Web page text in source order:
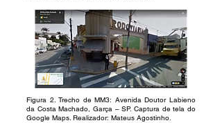
Figura 2. Trecho de MM3: Avenida Doutor Labieno
da Costa Machado, Garça – SP. Captura de tela do
Google Maps. Realizador: Mateus Agostinho.